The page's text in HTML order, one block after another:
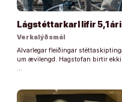
Lágstéttarkarl lifir 5,1
Verkalýðsmál
Alvarlegar fleiðingar
um ævilengd. Hagstofan birtir
…